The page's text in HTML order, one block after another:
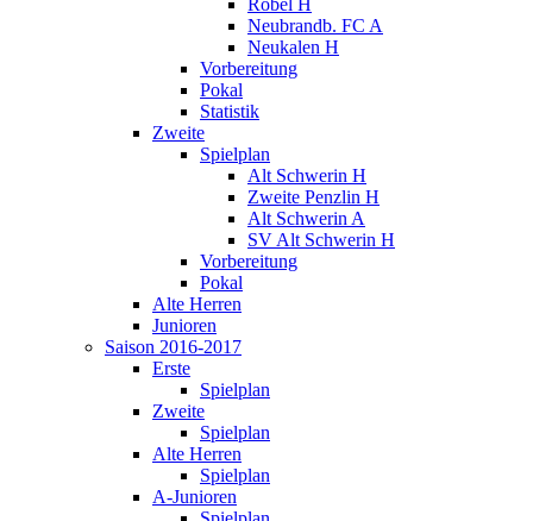
Röbel H
Neubrandb. FC A
Neukalen H
Vorbereitung
Pokal
Statistik
Zweite
Spielplan
Alt Schwerin H
Zweite Penzlin H
Alt Schwerin A
SV Alt Schwerin H
Vorbereitung
Pokal
Alte Herren
Junioren
Saison 2016-2017
Erste
Spielplan
Zweite
Spielplan
Alte Herren
Spielplan
A-Junioren